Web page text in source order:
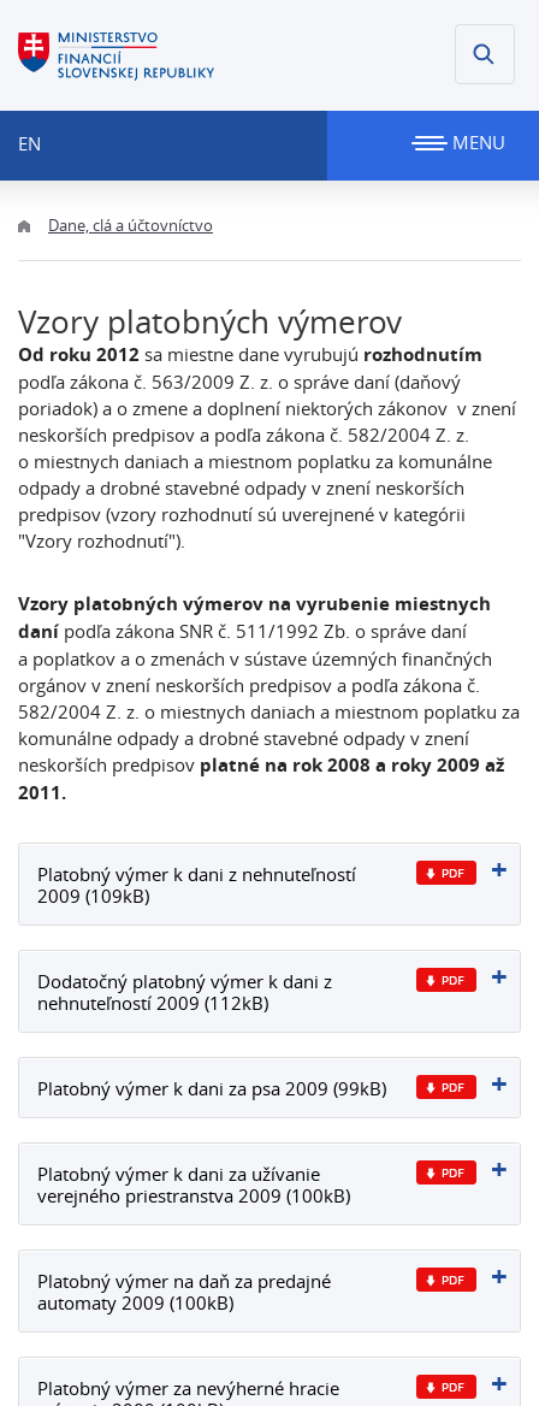
EN MENU
Dane, clá a účtovníctvo
Vzory platobných výmerov
Od roku 2012 sa miestne dane vyrubujú rozhodnutím
podľa zákona č. 563/2009 Z. z. o správe daní (daňový
poriadok) a o zmene a doplnení niektorých zákonov v znení
neskorších predpisov a podľa zákona č. 582/2004 Z. z.
o miestnych daniach a miestnom poplatku za komunálne
odpady a drobné stavebné odpady v znení neskorších
predpisov (vzory rozhodnutí sú uverejnené v kategórii
"Vzory rozhodnutí").
Vzory platobných výmerov na vyrubenie miestnych
daní podľa zákona SNR č. 511/1992 Zb. o správe daní
a poplatkov a o zmenách v sústave územných finančných
orgánov v znení neskorších predpisov a podľa zákona č.
582/2004 Z. z. o miestnych daniach a miestnom poplatku za
komunálne odpady a drobné stavebné odpady v znení
neskorších predpisov platné na rok 2008 a roky 2009 až
2011.
Platobný výmer k dani z nehnuteľností
2009 (109kB)
Dodatočný platobný výmer k dani z
nehnuteľností 2009 (112kB)
Platobný výmer k dani za psa 2009 (99kB)
Platobný výmer k dani za užívanie
verejného priestranstva 2009 (100kB)
Platobný výmer na daň za predajné
automaty 2009 (100kB)
Platobný výmer za nevýherné hracie